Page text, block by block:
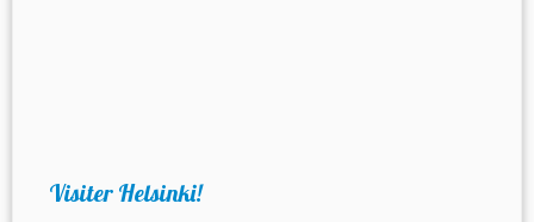
Visiter Helsinki!